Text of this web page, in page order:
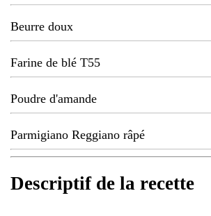
Beurre doux
Farine de blé T55
Poudre d'amande
Parmigiano Reggiano râpé
Descriptif de la recette